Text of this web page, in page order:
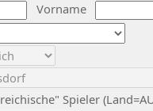
Vorname
Spieler